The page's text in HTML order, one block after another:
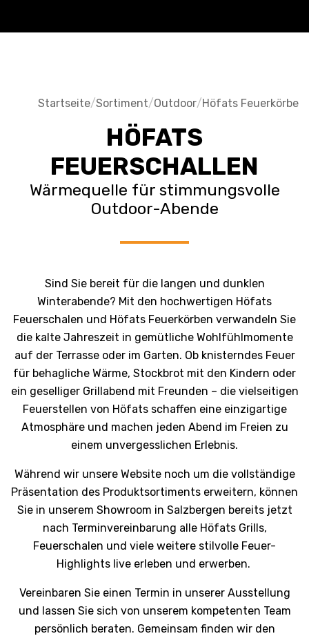
Startseite/Sortiment/Outdoor/Höfats Feuerkörbe
HÖFATS
FEUERSCHALLEN
Wärmequelle für stimmungsvolle
Outdoor-Abende
Sind Sie bereit für die langen und dunklen
Winterabende? Mit den hochwertigen Höfats
Feuerschalen und Höfats Feuerkörben verwandeln Sie
die kalte Jahreszeit in gemütliche Wohlfühlmomente
auf der Terrasse oder im Garten. Ob knisterndes Feuer
für behagliche Wärme, Stockbrot mit den Kindern oder
ein geselliger Grillabend mit Freunden – die vielseitigen
Feuerstellen von Höfats schaffen eine einzigartige
Atmosphäre und machen jeden Abend im Freien zu
einem unvergesslichen Erlebnis.
Während wir unsere Website noch um die vollständige
Präsentation des Produktsortiments erweitern, können
Sie in unserem Showroom in Salzbergen bereits jetzt
nach Terminvereinbarung alle Höfats Grills,
Feuerschalen und viele weitere stilvolle Feuer-
Highlights live erleben und erwerben.
Vereinbaren Sie einen Termin in unserer Ausstellung
und lassen Sie sich von unserem kompetenten Team
persönlich beraten. Gemeinsam finden wir den